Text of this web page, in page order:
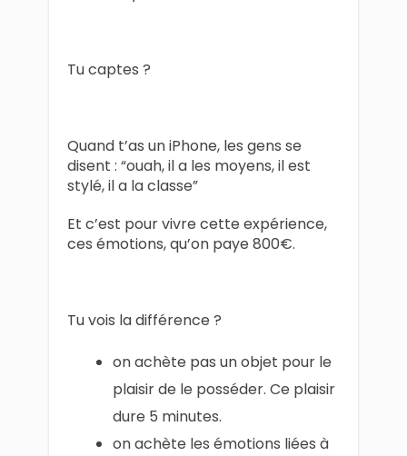
Tu captes ?
Quand t’as un iPhone, les gens se
disent : “ouah, il a les moyens, il est
stylé, il a la classe”
Et c’est pour vivre cette expérience,
ces émotions, qu’on paye 800€.
Tu vois la différence ?
on achète pas un objet pour le
plaisir de le posséder. Ce plaisir
dure 5 minutes.
on achète les émotions liées à